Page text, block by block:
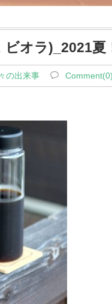
オラ)_2021夏
の出来事 Comment(0)